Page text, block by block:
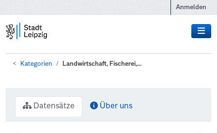
Anmelden
Kategorien Landwirtschaft, Fischerei,...
Datensätze Über uns